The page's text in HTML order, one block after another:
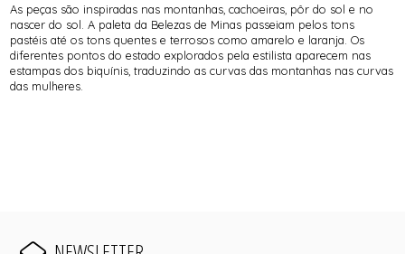
As peças são inspiradas nas montanhas, cachoeiras, pôr do sol e no
nascer do sol. A paleta da Belezas de Minas passeiam pelos tons
pastéis até os tons quentes e terrosos como amarelo e laranja. Os
diferentes pontos do estado explorados pela estilista aparecem nas
estampas dos biquínis, traduzindo as curvas das montanhas nas curvas
das mulheres.